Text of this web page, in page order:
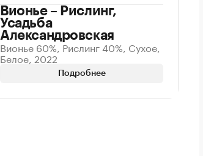
Вионье – Рислинг,
Усадьба
Александровская
Вионье 60%, Рислинг 40%, Сухое,
Белое, 2022
Подробнее